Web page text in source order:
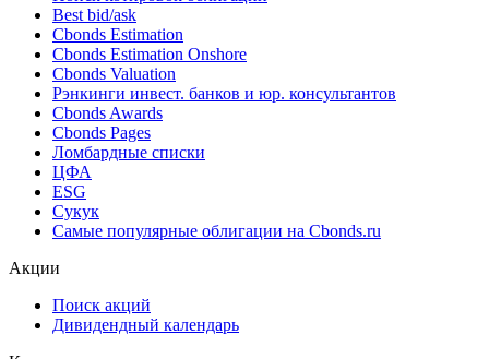
Поиск облигаций & Карты рынка
Поиск облигаций (ИИ)
Ближайшие размещения (Россия)
Поиск котировок облигаций
Best bid/ask
Cbonds Estimation
Cbonds Estimation Onshore
Cbonds Valuation
Рэнкинги инвест. банков и юр. консультантов
Cbonds Awards
Cbonds Pages
Ломбардные списки
ESG
Самые популярные облигации на Cbonds.ru